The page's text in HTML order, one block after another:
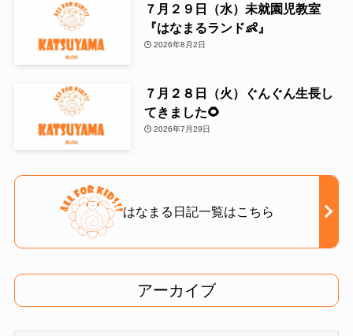
７月２９日（水）未就園児教室
『はなまるランド👶』
2026年8月2日
７月２８日（火）ぐんぐん生長し
てきました🌻
2026年7月29日
はなまる日記一覧はこちら
アーカイブ